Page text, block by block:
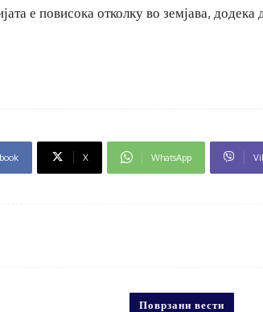
е повисока отколку во земјава, додека
X WhatsApp
Поврзани вести